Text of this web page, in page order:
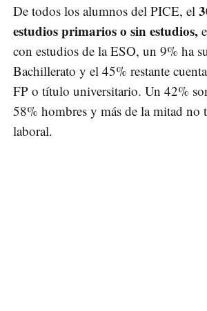
De todos los alumnos del PICE, el
estudios primarios o sin estudios,
con estudios de la ESO, un 9% ha
Bachillerato y el 45% restante
FP o título universitario. Un 42%
58% hombres y más de la mitad no
laboral.